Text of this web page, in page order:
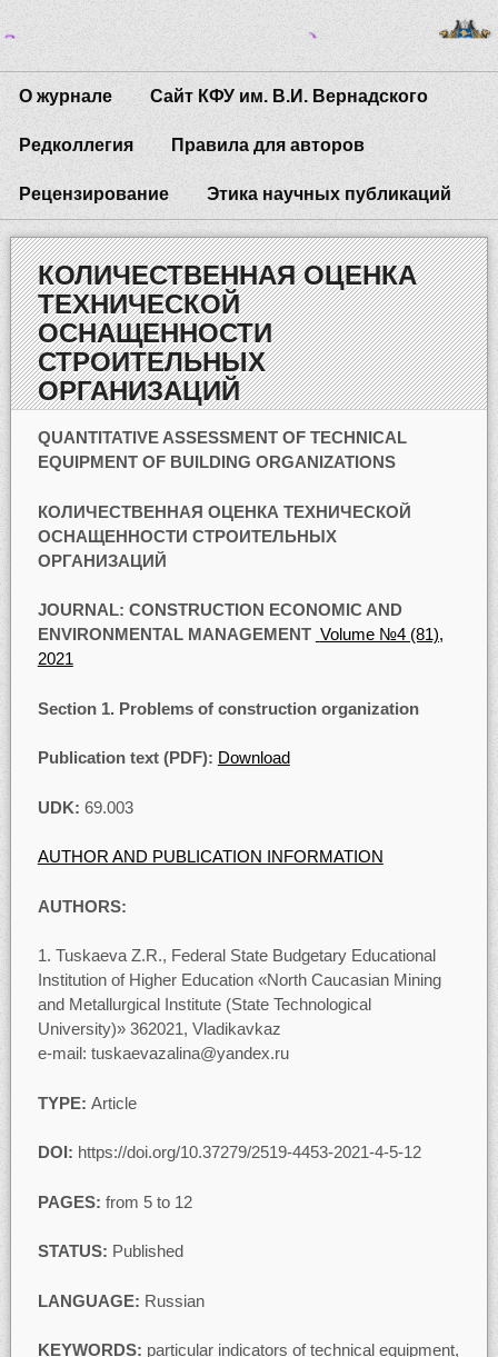
О журнале Сайт КФУ им. В.И. Вернадского
Редколлегия Правила для авторов
Рецензирование Этика научных публикаций
КОЛИЧЕСТВЕННАЯ ОЦЕНКА
ТЕХНИЧЕСКОЙ
ОСНАЩЕННОСТИ
СТРОИТЕЛЬНЫХ
ОРГАНИЗАЦИЙ
QUANTITATIVE ASSESSMENT OF TECHNICAL
EQUIPMENT OF BUILDING ORGANIZATIONS
КОЛИЧЕСТВЕННАЯ ОЦЕНКА ТЕХНИЧЕСКОЙ
ОСНАЩЕННОСТИ СТРОИТЕЛЬНЫХ
ОРГАНИЗАЦИЙ
JOURNAL: CONSTRUCTION ECONOMIC AND
ENVIRONMENTAL MANAGEMENT Volume №4 (81),
2021
Section 1. Problems of construction organization
Publication text (PDF): Download
UDK: 69.003
AUTHOR AND PUBLICATION INFORMATION
AUTHORS:
Tuskaeva Z.R., Federal State Budgetary Educational
Institution of Higher Education «North Caucasian Mining
and Metallurgical Institute (State Technological
University)» 362021, Vladikavkaz
e-mail: tuskaevazalina@yandex.ru
TYPE: Article
DOI: https://doi.org/10.37279/2519-4453-2021-4-5-12
PAGES: from 5 to 12
STATUS: Published
LANGUAGE: Russian
KEYWORDS: particular indicators of technical equipment,